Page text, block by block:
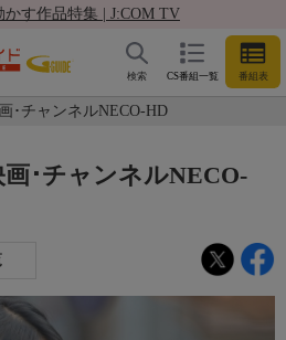
かす作品特集 | J:COM TV
CS番組一覧 番組表
検索
･チャンネルNECO-HD
･チャンネルNECO-